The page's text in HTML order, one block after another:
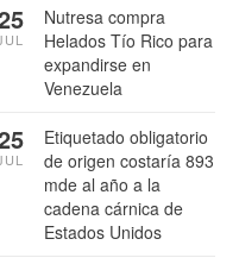
Nutresa compra
Helados Tío Rico para
expandirse en
Venezuela
Etiquetado obligatorio
de origen costaría 893
mde al año a la
cadena cárnica de
Estados Unidos